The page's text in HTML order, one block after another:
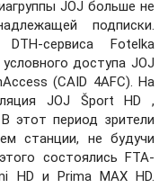
JOJ больше не
подписки.
сервиса Fotelka
доступа JOJ
(CAID 4AFC). На
JOJ Šport HD ,
этот период зрители
станции, не будучи
состоялись FTA-
HD и Prima MAX HD.